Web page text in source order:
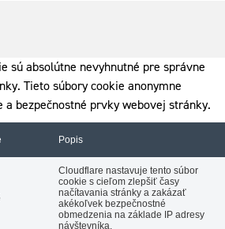
sú absolútne nevyhnutné pre správne
Tieto súbory cookie anonymne
bezpečnostné prvky webovej stránky.
Popis
Cloudflare nastavuje tento súbor
cookie s cieľom zlepšiť časy
načítavania stránky a zakázať
akékoľvek bezpečnostné
obmedzenia na základe IP adresy
návštevníka.